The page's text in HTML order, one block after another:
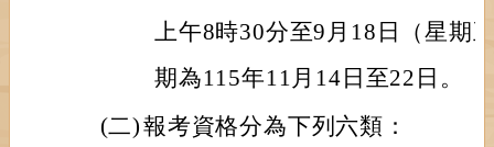
上午8時30分至9月18日（星期
期為115年11月14日至22日。
(二)報考資格分為下列六類：